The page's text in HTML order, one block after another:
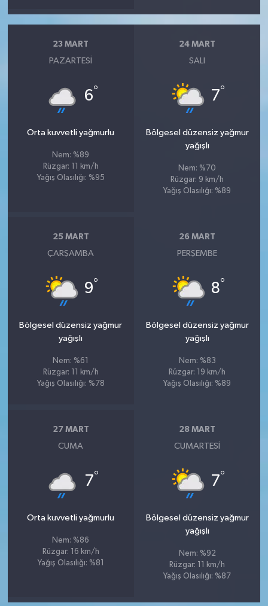
23 MART
PAZARTESI
6°
Orta kuvvetli yağmurlu
Nem: %89
Rüzgar: 11 km/h
Yağış Olasılığı: %95
24 MART
SALI
7°
Bölgesel düzensiz yağmur
yağışlı
Nem: %70
Rüzgar: 9 km/h
Yağış Olasılığı: %89
25 MART
ÇARŞAMBA
9°
Bölgesel düzensiz yağmur
yağışlı
Nem: %61
Rüzgar: 11 km/h
Yağış Olasılığı: %78
26 MART
PERŞEMBE
8°
Bölgesel düzensiz yağmur
yağışlı
Nem: %83
Rüzgar: 19 km/h
Yağış Olasılığı: %89
27 MART
CUMA
7°
Orta kuvvetli yağmurlu
Nem: %86
Rüzgar: 16 km/h
Yağış Olasılığı: %81
28 MART
CUMARTESI
7°
Bölgesel düzensiz yağmur
yağışlı
Nem: %92
Rüzgar: 11 km/h
Yağış Olasılığı: %87